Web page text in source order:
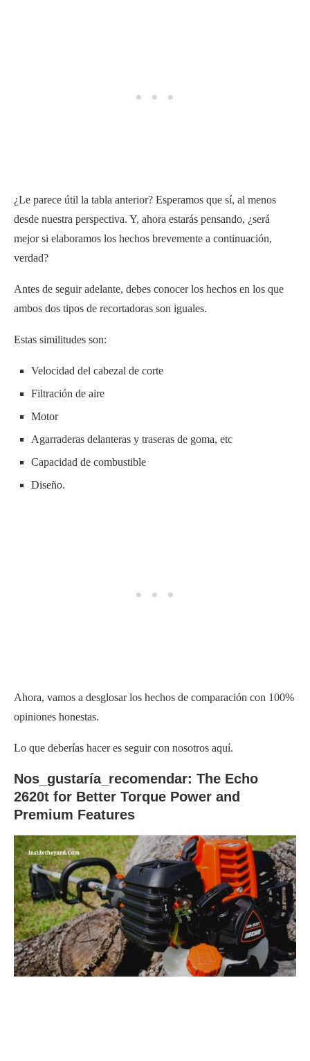
¿Le parece útil la tabla anterior? Esperamos que sí, al menos
desde nuestra perspectiva. Y, ahora estarás pensando, ¿será
mejor si elaboramos los hechos brevemente a continuación,
verdad?
Antes de seguir adelante, debes conocer los hechos en los que
ambos dos tipos de recortadoras son iguales.
Estas similitudes son:
Velocidad del cabezal de corte
Filtración de aire
Motor
Agarraderas delanteras y traseras de goma, etc
Capacidad de combustible
Diseño.
Ahora, vamos a desglosar los hechos de comparación con 100%
opiniones honestas.
Lo que deberías hacer es seguir con nosotros aquí.
Nos_gustaría_recomendar: The Echo
2620t for Better Torque Power and
Premium Features